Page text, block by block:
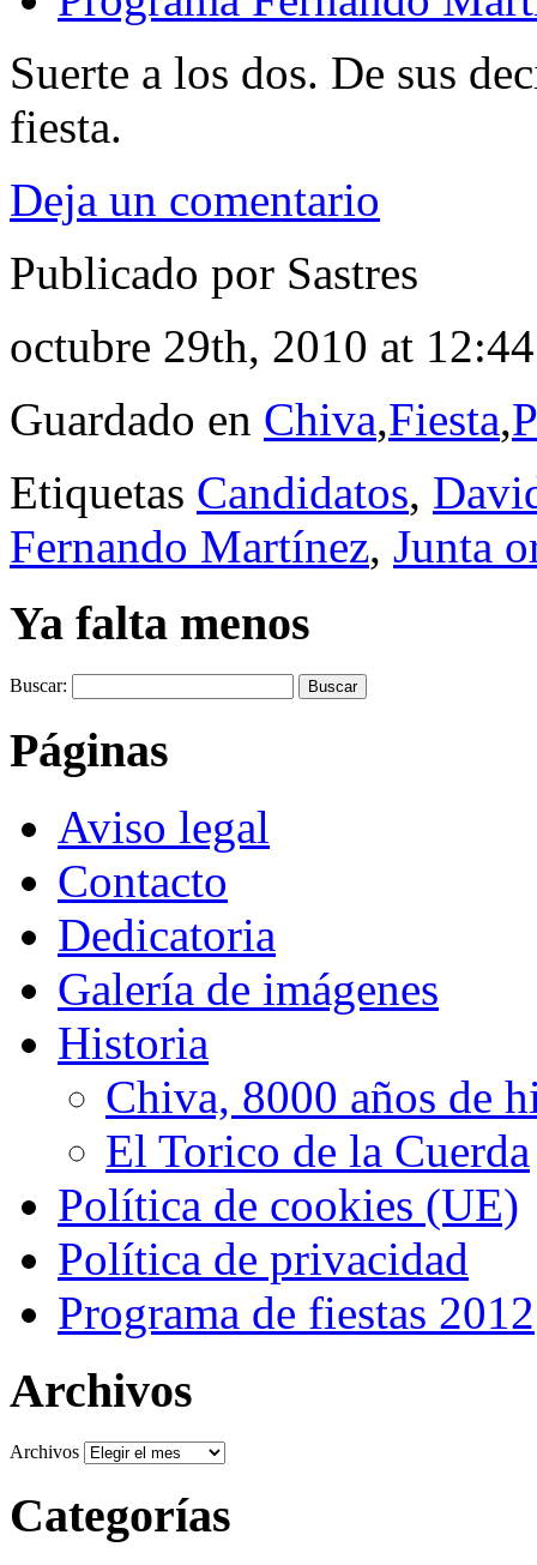
Suerte a los dos. De sus
fiesta.
Deja un comentario
Publicado por Sastres
octubre 29th, 2010 at
Guardado en Chiva,Fiesta,
Etiquetas Candidatos,
Fernando Martínez, Junta
Ya falta menos
Buscar:
Páginas
Aviso legal
Contacto
Dedicatoria
Galería de imágenes
Historia
Chiva, 8000 años de
El Torico de la Cuerda
Política de cookies (UE)
Política de privacidad
Programa de fiestas 2012
Archivos
Archivos
Categorías